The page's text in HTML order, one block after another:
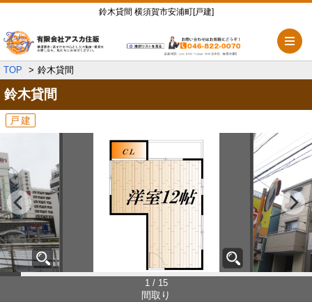
鈴木貸間 横須賀市安浦町[戸建]
TOP 鈴木貸間
鈴木貸間
戸建
1 / 15
間取り